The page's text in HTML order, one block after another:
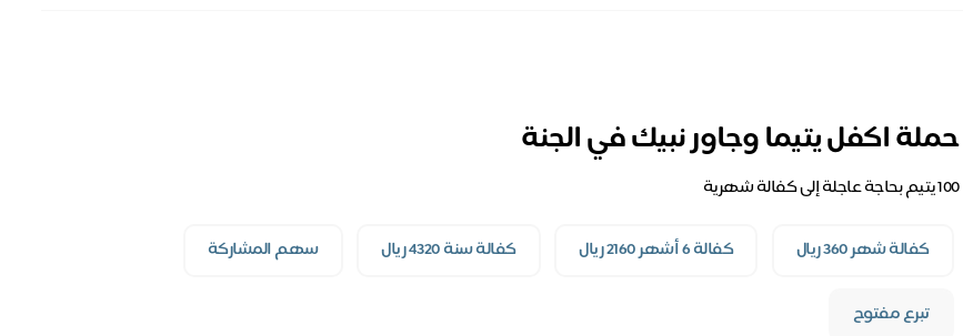
حملة اكفل يتيما وجاور نبيك في الجنة
100 يتيم بحاجة عاجلة إلى كفالة شهرية
كفالة شهر 360 ريال كفالة 6 أشهر 2160 ريال كفالة سنة 4320 ريال سهم المشاركة
تبرع مفتوح